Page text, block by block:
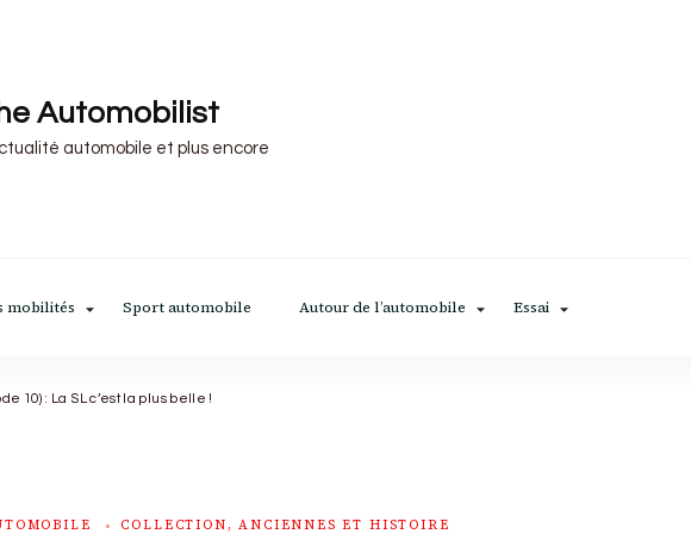
Automobilist
automobile et plus encore
mobilités Sport automobile Autour de l’automobile Essai
10) : La SL c’est la plus belle !
COLLECTION, ANCIENNES ET HISTOIRE